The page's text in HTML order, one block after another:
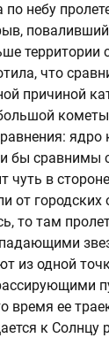
небу
что
причиной
ядро
бы сравнимы
чуть в
от
то там
из одной
время ее
к Солнцу